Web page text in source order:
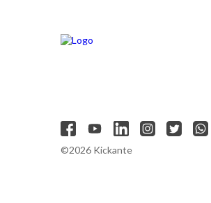
©2026 Kickante